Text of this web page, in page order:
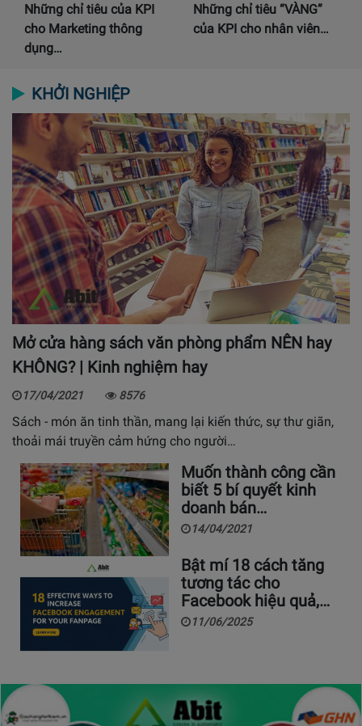
Những chỉ tiêu của KPI
cho Marketing thông
dụng…
Những chỉ tiêu “VÀNG”
của KPI cho nhân viên…
KHỞI NGHIỆP
Mở cửa hàng sách văn phòng phẩm NÊN hay
KHÔNG? | Kinh nghiệm hay
17/04/2021 8576
Sách - món ăn tinh thần, mang lại kiến thức, sự thư giãn,
thoải mái truyền cảm hứng cho người…
Muốn thành công cần
biết 5 bí quyết kinh
doanh bán…
14/04/2021
Bật mí 18 cách tăng
tương tác cho
Facebook hiệu quả,…
11/06/2025